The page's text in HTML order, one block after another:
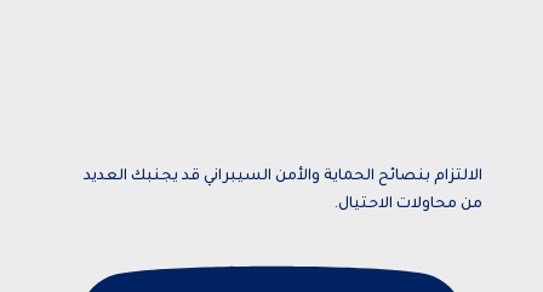
الالتزام بنصائح الحماية والأمن السيبراني قد يجنبك العديد
من محاولات الاحتيال.